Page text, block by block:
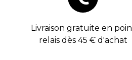
Livraison gratuite en
relais dès 45 € d'achat